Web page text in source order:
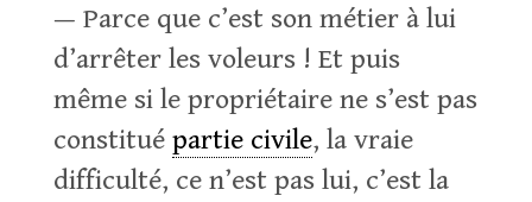
— Parce que c’est son métier à lui
d’arrêter les voleurs ! Et puis
même si le propriétaire ne s’est pas
constitué partie civile, la vraie
difficulté, ce n’est pas lui, c’est la